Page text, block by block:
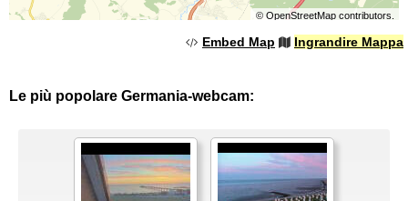
© OpenStreetMapcontributors.
Embed Map Ingrandire Mappa
Le più popolare Germania-webcam: